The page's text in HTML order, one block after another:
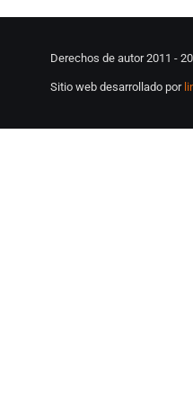
Derechos de autor 2011 -
Sitio web desarrollado por